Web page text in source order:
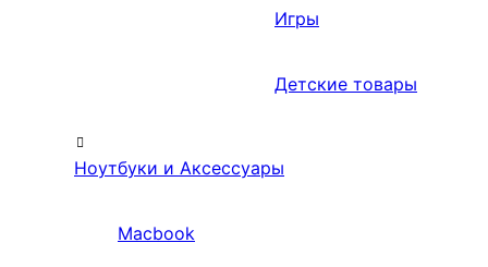
Игры
Детские товары
Ноутбуки и Аксессуары
Macbook